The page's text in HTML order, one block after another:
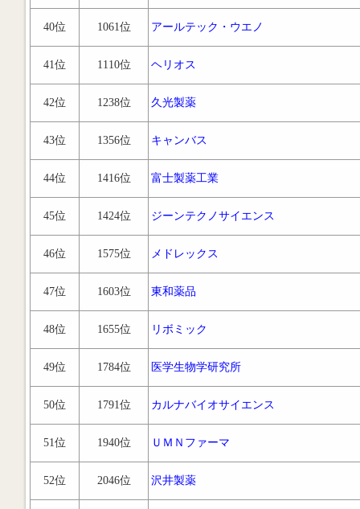
40位 1061位 アールテック・ウエノ
41位 1110位 ヘリオス
42位 1238位 久光製薬
43位 1356位 キャンバス
44位 1416位 富士製薬工業
45位 1424位 ジーンテクノサイエンス
46位 1575位 メドレックス
47位 1603位 東和薬品
48位 1655位 リボミック
49位 1784位 医学生物学研究所
50位 1791位 カルナバイオサイエンス
51位 1940位 ＵＭＮファーマ
52位 2046位 沢井製薬